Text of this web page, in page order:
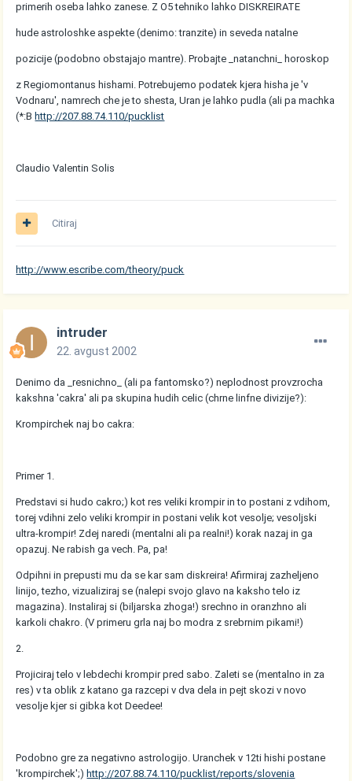
primerih oseba lahko zanese. Z O5 tehniko lahko DISKREIRATE
hude astroloshke aspekte (denimo: tranzite) in seveda natalne
pozicije (podobno obstajajo mantre). Probajte _natanchni_ horoskop
z Regiomontanus hishami. Potrebujemo podatek kjera hisha je 'v
Vodnaru', namrech che je to shesta, Uran je lahko pudla (ali pa machka
(*:B http://207.88.74.110/pucklist
Claudio Valentin Solis
Citiraj
http://www.escribe.com/theory/puck
intruder
22. avgust 2002
Denimo da _resnichno_ (ali pa fantomsko?) neplodnost provzrocha
kakshna 'cakra' ali pa skupina hudih celic (chrne linfne divizije?):
Krompirchek naj bo cakra:
Primer 1.
Predstavi si hudo cakro;) kot res veliki krompir in to postani z vdihom,
torej vdihni zelo veliki krompir in postani velik kot vesolje; vesoljski
ultra-krompir! Zdej naredi (mentalni ali pa realni!) korak nazaj in ga
opazuj. Ne rabish ga vech. Pa, pa!
Odpihni in prepusti mu da se kar sam diskreira! Afirmiraj zazheljeno
linijo, tezho, vizualiziraj se (nalepi svojo glavo na kaksho telo iz
magazina). Instaliraj si (biljarska zhoga!) srechno in oranzhno ali
karkoli chakro. (V primeru grla naj bo modra z srebrnim pikami!)
2.
Projiciraj telo v lebdechi krompir pred sabo. Zaleti se (mentalno in za
res) v ta oblik z katano ga razcepi v dva dela in pejt skozi v novo
vesolje kjer si gibka kot Deedee!
Podobno gre za negativno astrologijo. Uranchek v 12ti hishi postane
'krompirchek';) http://207.88.74.110/pucklist/reports/slovenia